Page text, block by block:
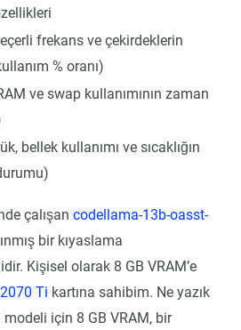
frekans ve çekirdeklerin
% oranı)
ve swap kullanımının zaman
bellek kullanımı ve sıcaklığın
çalışan codellama-13b-oasst-
bir kıyaslama
Kişisel olarak 8 GB VRAM’e
Ti kartına sahibim. Ne yazık
için 8 GB VRAM, bir